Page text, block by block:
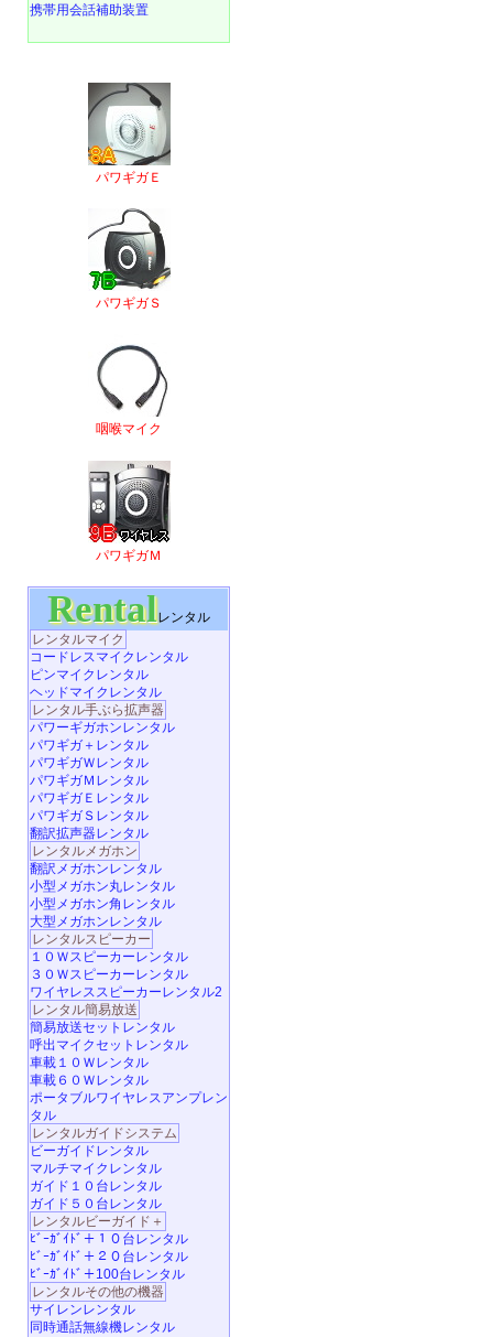
携帯用会話補助装置
パワギガＥ
パワギガＳ
咽喉マイク
パワギガＭ
Rentalレンタル
レンタルマイク
コードレスマイクレンタル
ピンマイクレンタル
ヘッドマイクレンタル
レンタル手ぶら拡声器
パワーギガホンレンタル
パワギガ＋レンタル
パワギガＷレンタル
パワギガＭレンタル
パワギガＥレンタル
パワギガＳレンタル
翻訳拡声器レンタル
レンタルメガホン
翻訳メガホンレンタル
小型メガホン丸レンタル
小型メガホン角レンタル
大型メガホンレンタル
レンタルスピーカー
１０Ｗスピーカーレンタル
３０Ｗスピーカーレンタル
ワイヤレススピーカーレンタル2
レンタル簡易放送
簡易放送セットレンタル
呼出マイクセットレンタル
車載１０Ｗレンタル
車載６０Ｗレンタル
ポータブルワイヤレスアンプレン
タル
レンタルガイドシステム
ビーガイドレンタル
マルチマイクレンタル
ガイド１０台レンタル
ガイド５０台レンタル
レンタルビーガイド＋
ﾋﾞｰｶﾞｲﾄﾞ＋１０台レンタル
ﾋﾞｰｶﾞｲﾄﾞ＋２０台レンタル
ﾋﾞｰｶﾞｲﾄﾞ＋100台レンタル
レンタルその他の機器
サイレンレンタル
同時通話無線機レンタル